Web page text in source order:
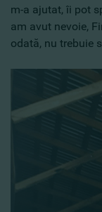
m-a ajutat, îi pot
am avut nevoie,
odată, nu trebuie